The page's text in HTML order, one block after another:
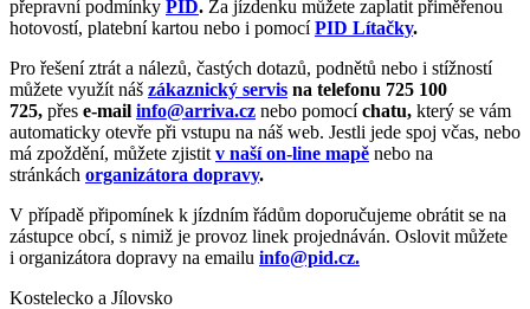
přepravní podmínky PID. Za jízdenku můžete zaplatit přiměřenou
hotovostí, platební kartou nebo i pomocíPID Lítačky.
Pro řešení ztrát a nálezů, častých dotazů, podnětů nebo i stížností
můžete využít náš zákaznický servis na telefonu 725 100
725, přes e-mail info@arriva.cz nebo pomocíchatu, který se vám
automaticky otevře při vstupu na náš web. Jestli jede spoj včas, nebo
má zpoždění, můžete zjistit v naší on-line mapě nebo na
stránkách organizátora dopravy.
V případě připomínek k jízdním řádům doporučujeme obrátit se na
zástupce obcí, s nimiž je provoz linek projednáván. Oslovit můžete
i organizátora dopravy na emailu info@pid.cz.
Kostelecko a Jílovsko